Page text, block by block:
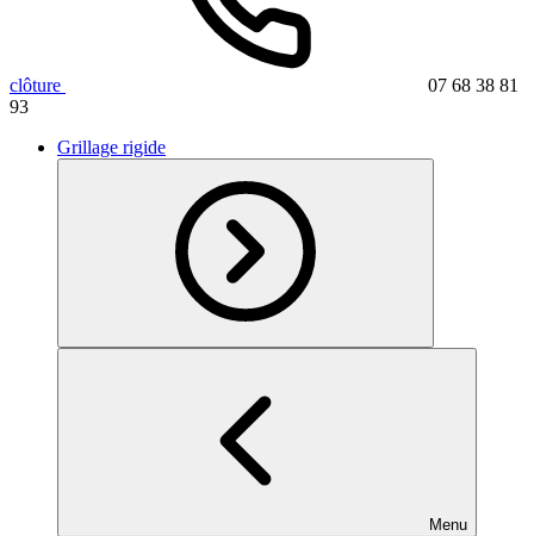
clôture
07 68 38 81
93
Grillage rigide
Menu